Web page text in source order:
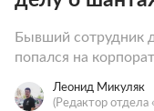
Бывший сотрудник
попался на
Леонид Микуляк
(Редактор отдела